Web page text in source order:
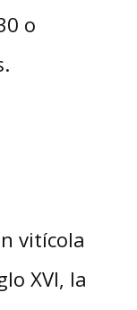
o
vitícola
XVI, la